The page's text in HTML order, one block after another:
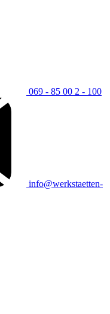
069 - 85 00 2 - 100
info@werkstaetten-